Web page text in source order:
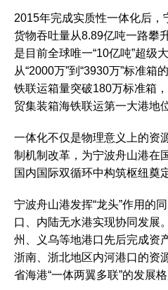
2015年完成实质性一体化后
货物吞吐量从8.89亿吨一路攀
是目前全球唯一“10亿吨”超级
从“2000万”到“3930万”标准箱
铁联运箱量突破180万标准箱
贸集装箱海铁联运第一大港地位
一体化不仅是物理意义上的资
制机制改革，为宁波舟山港在
国内国际双循环中构筑枢纽奠
宁波舟山港发挥“龙头”作用的
口、内陆无水港实现协同发展
州、义乌等地港口先后完成资
浙南、浙北地区内河港口的资
省海港“一体两翼多联”的发展